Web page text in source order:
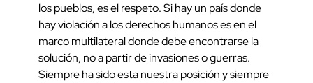
los pueblos, es el respeto. Si hay un país donde
hay violación a los derechos humanos es en el
marco multilateral donde debe encontrarse la
solución, no a partir de invasiones o guerras.
Siempre ha sido esta nuestra posición y siempre